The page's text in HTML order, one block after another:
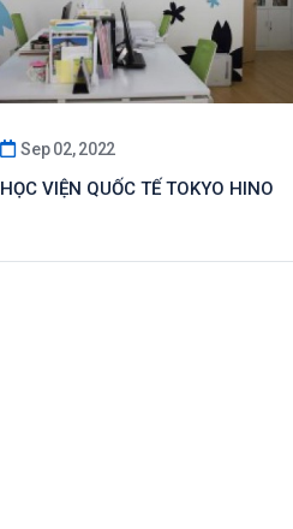
Sep 02, 2022
HỌC VIỆN QUỐC TẾ TOKYO HINO